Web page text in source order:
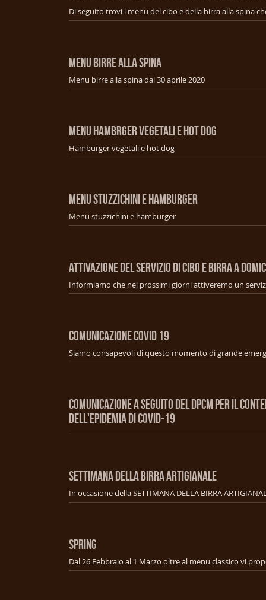
MENU BIRRE ALLA SPINA
Menu birre alla spina dal 30 aprile 2020
MENU HAMBRGER VEGETALI E HOT DOG
Hamburger vegetali e hot dog
MENU STUZZICHINI E HAMBURGER
Menu stuzzichini e hamburger
ATTIVAZIONE DEL SERVIZIO DI CIBO E BIRRA A
COMUNICAZIONE COVID 19
COMUNICAZIONE A SEGUITO DEL DPCM PER IL
DELL'EPIDEMIA DI COVID-19
SETTIMANA DELLA BIRRA ARTIGIANALE
SPRING